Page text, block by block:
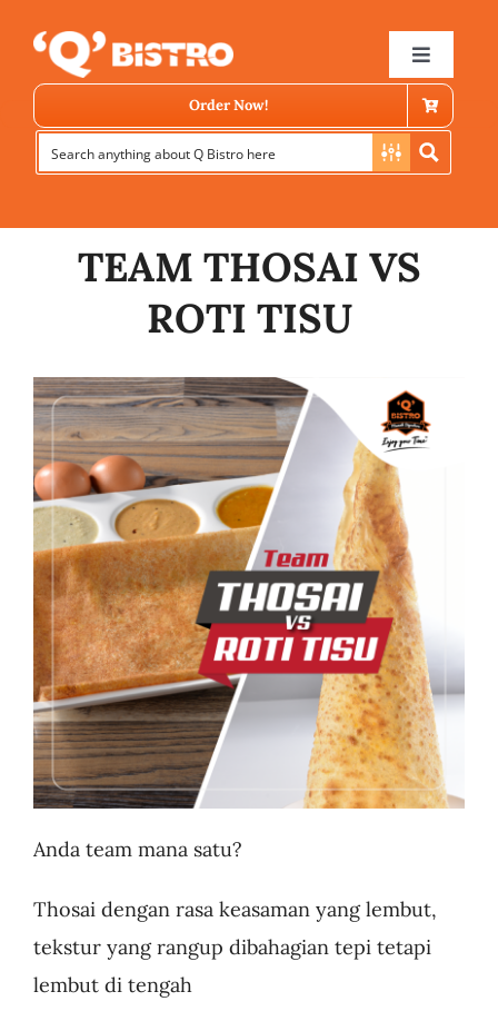
content
Toggle
Store Locator
Menu
News
Business
Order Now!
TEAM THOSAI VS
ROTI TISU
Anda team mana satu?
Thosai dengan rasa keasaman yang lembut,
tekstur yang rangup dibahagian tepi tetapi
lembut di tengah